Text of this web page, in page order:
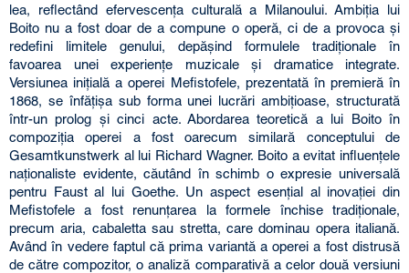
lea, reflectând efervescenţa culturală a Milanoului. Ambiţia lui
Boito nu a fost doar de a compune o operă, ci de a provoca şi
redefini limitele genului, depăşind formulele tradiţionale în
favoarea unei experienţe muzicale şi dramatice integrate.
Versiunea iniţială a operei Mefistofele, prezentată în premieră în
1868, se înfăţişa sub forma unei lucrări ambiţioase, structurată
într-un prolog şi cinci acte. Abordarea teoretică a lui Boito în
compoziţia operei a fost oarecum similară conceptului de
Gesamtkunstwerk al lui Richard Wagner. Boito a evitat influenţele
naţionaliste evidente, căutând în schimb o expresie universală
pentru Faust al lui Goethe. Un aspect esenţial al inovaţiei din
Mefistofele a fost renunţarea la formele închise tradiţionale,
precum aria, cabaletta sau stretta, care dominau opera italiană.
Având în vedere faptul că prima variantă a operei a fost distrusă
de către compozitor, o analiză comparativă a celor două versiuni